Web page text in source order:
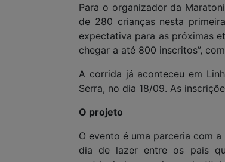
Para o organizador da
de 280 crianças nesta
expectativa para as próximas
chegar a até 800 inscritos”,
A corrida já aconteceu em
Serra, no dia 18/09. As
O projeto
O evento é uma parceria com
dia de lazer entre os pais